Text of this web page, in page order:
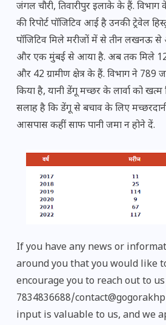
जंगल चौरी, तिवारीपुर इलाके के हैं.
की रिपोर्ट पॉजिटिव आई है उनकी ट्रेवेल
पॉजिटिव मिले मरीजों में से तीन लखनऊ से
और एक मुंबई से आया है. अब तक मिले
और 42 ग्रामीण क्षेत्र के हैं. विभाग ने 789
किया है, यानी डेंगू मच्छर के लार्वा को खत्म
सलाह है कि डेंगू से बचाव के लिए
आसपास कहीं साफ पानी जमा न होने दें.
If you have any news or
around you that you would like
encourage you to reach out to
7834836688/
input is valuable to us, and we